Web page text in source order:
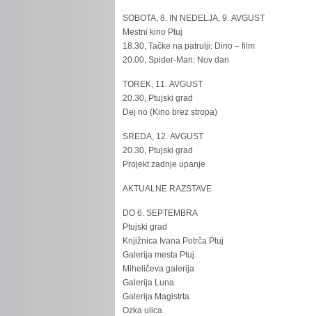
SOBOTA, 8. IN NEDELJA, 9. AVGUST
Mestni kino Ptuj
18.30, Tačke na patrulji: Dino – film
20.00, Spider-Man: Nov dan
TOREK, 11. AVGUST
20.30, Ptujski grad
Dej no (Kino brez stropa)
SREDA, 12. AVGUST
20.30, Ptujski grad
Projekt zadnje upanje
AKTUALNE RAZSTAVE
DO 6. SEPTEMBRA
Ptujski grad
Knjižnica Ivana Potrča Ptuj
Galerija mesta Ptuj
Miheličeva galerija
Galerija Luna
Galerija Magistrta
Ozka ulica